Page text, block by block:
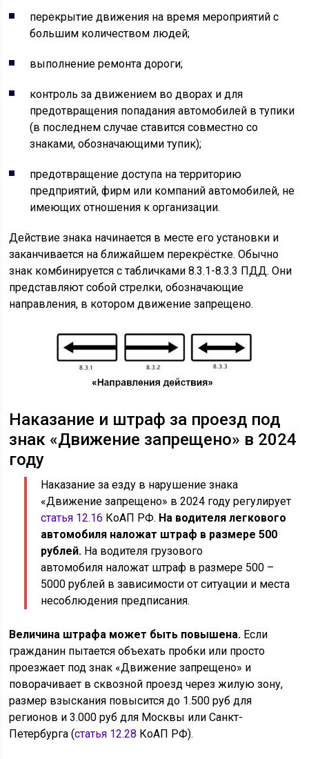
перекрытие движения на время мероприятий с
большим количеством людей;
выполнение ремонта дороги;
контроль за движением во дворах и для
предотвращения попадания автомобилей в тупики
(в последнем случае ставится совместно со
знаками, обозначающими тупик);
предотвращение доступа на территорию
предприятий, фирм или компаний автомобилей, не
имеющих отношения к организации.
Действие знака начинается в месте его установки и
заканчивается на ближайшем перекрёстке. Обычно
знак комбинируется с табличками 8.3.1-8.3.3 ПДД. Они
представляют собой стрелки, обозначающие
направления, в котором движение запрещено.
Наказание и штраф за проезд под
знак «Движение запрещено» в 2024
году
Наказание за езду в нарушение знака
«Движение запрещено» в 2024 году регулирует
статья 12.16 КоАП РФ. На водителя легкового
автомобиля наложат штраф в размере 500
рублей. На водителя грузового
автомобиля наложат штраф в размере 500 –
5000 рублей в зависимости от ситуации и места
несоблюдения предписания.
Величина штрафа может быть повышена. Если
гражданин пытается объехать пробки или просто
проезжает под знак «Движение запрещено» и
поворачивает в сквозной проезд через жилую зону,
размер взыскания повысится до 1.500 руб для
регионов и 3.000 руб для Москвы или Санкт-
Петербурга (статья 12.28 КоАП РФ).